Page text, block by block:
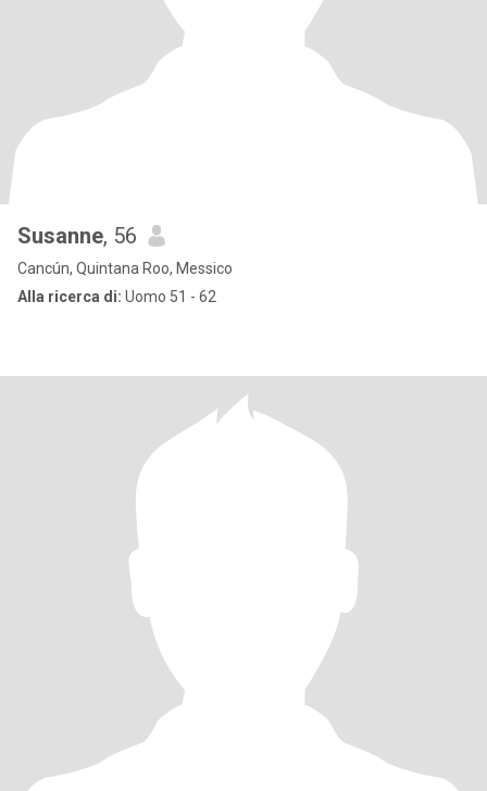
Susanne, 56
Cancún, Quintana Roo, Messico
Alla ricerca di: Uomo 51 - 62